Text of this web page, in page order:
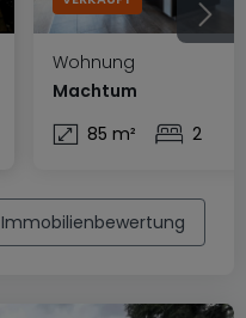
Wohnung
Machtum
85 m²
2
Immobilienbewertung